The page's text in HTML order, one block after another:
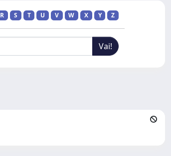
R S T U V W X Y Z